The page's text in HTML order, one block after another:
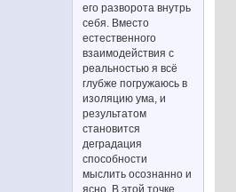
его разворота внутрь
себя. Вместо
естественного
взаимодействия с
реальностью я всё
глубже погружаюсь в
изоляцию ума, и
результатом
становится
деградация
способности
мыслить осознанно и
ясно. В этой точке